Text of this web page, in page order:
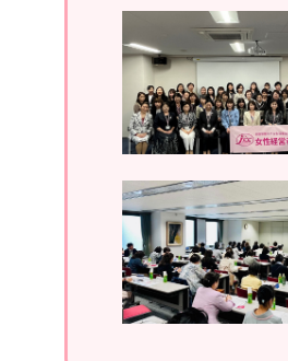
2023/07/05
令和5年7月13日、第1
河原が、湯河原温泉ホ
開催されます。
2023/04/05
2023年4月19日、通常
2022/11/30
2022年11月。ホームペ